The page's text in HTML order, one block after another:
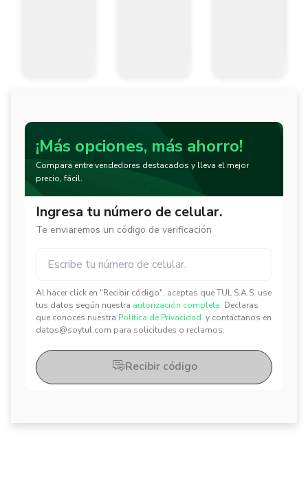
¡Más opciones, más ahorro!
Compara entre vendedores destacados y lleva el mejor
precio, fácil.
Ingresa tu número de celular.
Te enviaremos un código de verificación
Al hacer click en "Recibir código", aceptas que TUL S.A.S. use
tus datos según nuestra autorización completa. Declaras
que conoces nuestra Política de Privacidad. y contáctanos en
datos@soytul.com para solicitudes o reclamos.
✕
✕
Recibir código